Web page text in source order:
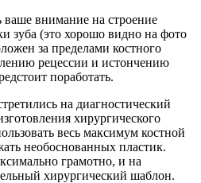
ваше внимание на строение
зуба (это хорошо видно на фото
за пределами костного
рецессии и истончению
поработать.
на диагностический
хирургического
весь максимум костной
необоснованных пластик.
грамотно, и на
хирургический шаблон.